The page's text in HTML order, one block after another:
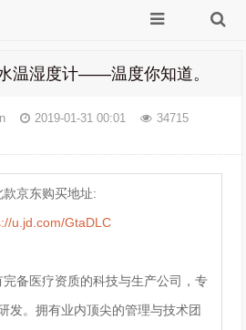
温湿度计——温度你知道。
2019-01-31 00:01
34715
款京东购买地址:
u.jd.com/GtaDLC
备医疗资质的科技与生产公司，专
发。拥有业内顶尖的管理与技术团